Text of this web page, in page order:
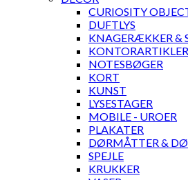
CURIOSITY
DUFTLYS
KNAGERÆKKER &
KONTORARTIKLER
NOTESBØGER
KORT
KUNST
LYSESTAGER
MOBILE - UROER
PLAKATER
DØRMÅTTER &
SPEJLE
KRUKKER